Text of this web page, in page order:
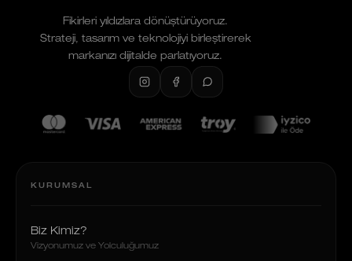
Fikirleri yıldızlara dönüştürüyoruz.
Strateji, tasarım ve teknolojiyi birleştirerek
markanızı dijitalde parlatıyoruz.
KURUMSAL
Biz Kimiz?
Vizyonumuz ve Yolculuğumuz